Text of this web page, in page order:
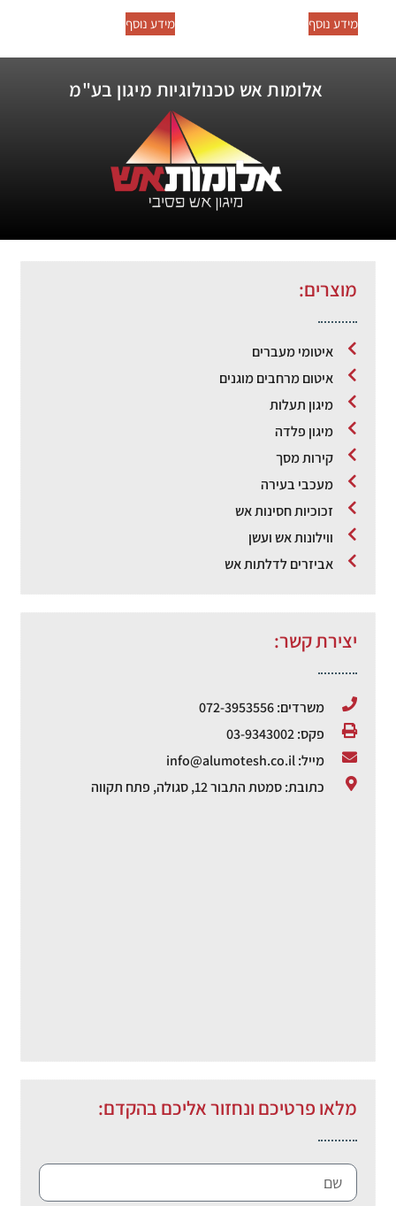
מידע נוסף מידע נוסף
אלומות אש טכנולוגיות מיגון בע"מ
מוצרים:
איטומי מעברים
איטום מרחבים מוגנים
מיגון תעלות
מיגון פלדה
קירות מסך
מעכבי בעירה
זכוכיות חסינות אש
ווילונות אש ועשן
אביזרים לדלתות אש
יצירת קשר:
משרדים: 072-3953556
פקס: 03-9343002
מייל: info@alumotesh.co.il
כתובת: סמטת התבור 12, סגולה, פתח תקווה
מלאו פרטיכם ונחזור אליכם בהקדם: